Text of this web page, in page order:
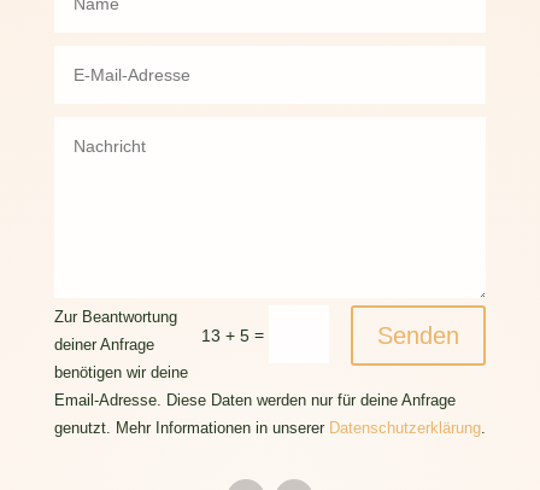
13 + 5 = Senden
Zur Beantwortung
deiner Anfrage
benötigen wir deine
Email-Adresse. Diese Daten werden nur für deine Anfrage
genutzt. Mehr Informationen in unserer Datenschutzerklärung.